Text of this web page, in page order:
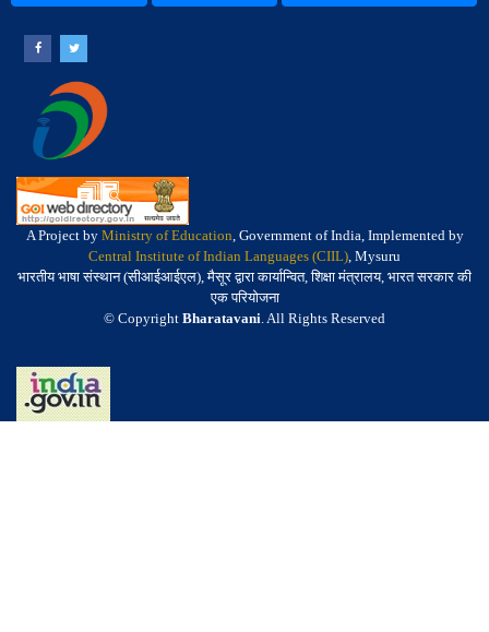
A Project by Ministry of Education, Government of India, Implemented by
Central Institute of Indian Languages (CIIL), Mysuru
भारतीय भाषा संस्थान (सीआईआईएल), मैसूर द्वारा कार्यान्वित, शिक्षा मंत्रालय, भारत सरकार की
एक परियोजना
© Copyright Bharatavani. All Rights Reserved